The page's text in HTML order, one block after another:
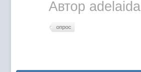
Автор adelaida
опрос